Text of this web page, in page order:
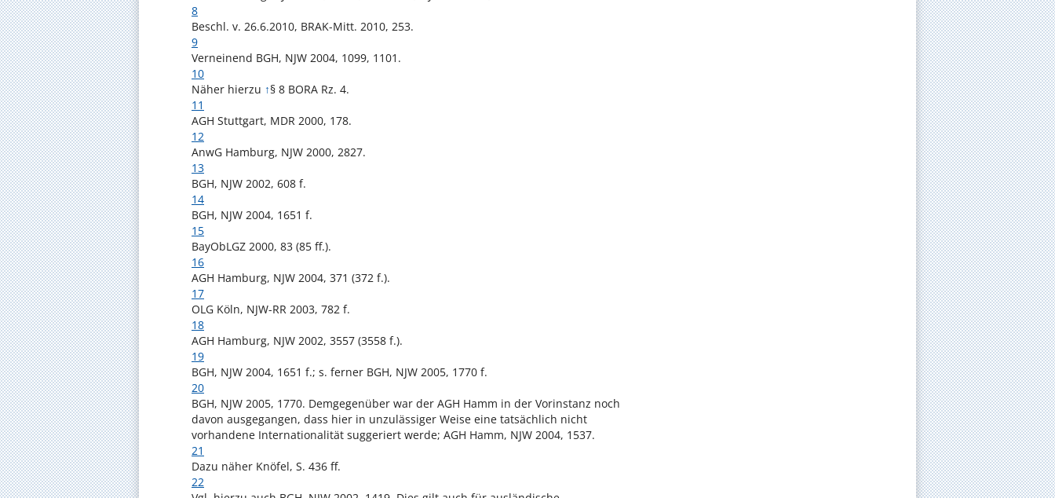
8
Beschl. v. 26.6.2010, BRAK-Mitt. 2010, 253.
9
Verneinend BGH, NJW 2004, 1099, 1101.
10
Näher hierzu ↑§ 8 BORA Rz. 4.
11
AGH Stuttgart, MDR 2000, 178.
12
AnwG Hamburg, NJW 2000, 2827.
13
BGH, NJW 2002, 608 f.
14
BGH, NJW 2004, 1651 f.
15
BayObLGZ 2000, 83 (85 ff.).
16
AGH Hamburg, NJW 2004, 371 (372 f.).
17
OLG Köln, NJW-RR 2003, 782 f.
18
AGH Hamburg, NJW 2002, 3557 (3558 f.).
19
BGH, NJW 2004, 1651 f.; s. ferner BGH, NJW 2005, 1770 f.
20
BGH, NJW 2005, 1770. Demgegenüber war der AGH Hamm in der Vorinstanz noch
davon ausgegangen, dass hier in unzulässiger Weise eine tatsächlich nicht
vorhandene Internationalität suggeriert werde; AGH Hamm, NJW 2004, 1537.
21
Dazu näher Knöfel, S. 436 ff.
22